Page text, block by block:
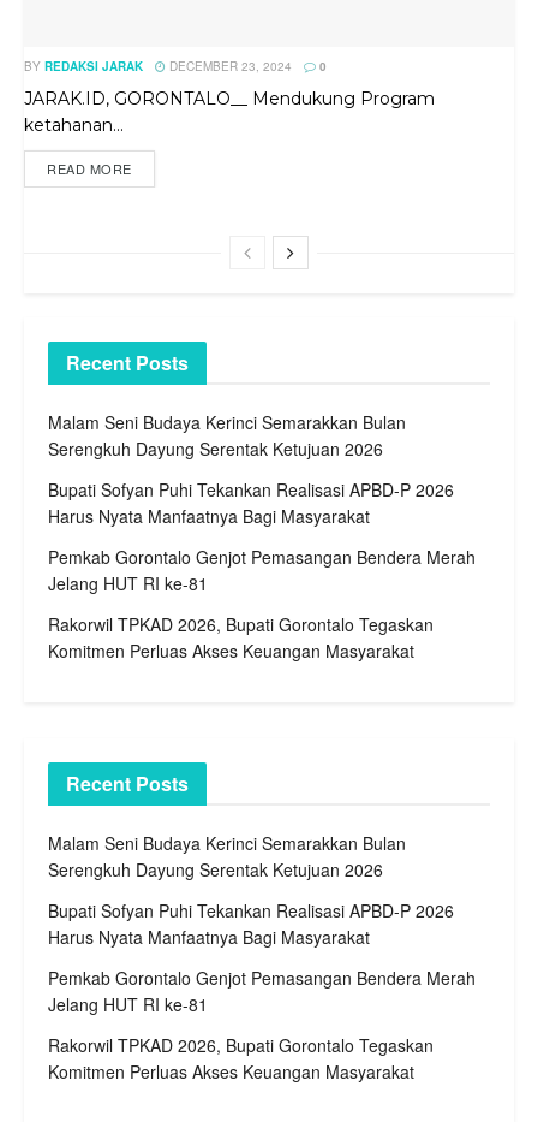
BY REDAKSI JARAK DECEMBER 23, 2024 0
JARAK.ID, GORONTALO__ Mendukung Program
ketahanan...
READ MORE
Recent Posts
Malam Seni Budaya Kerinci Semarakkan Bulan
Serengkuh Dayung Serentak Ketujuan 2026
Bupati Sofyan Puhi Tekankan Realisasi APBD-P 2026
Harus Nyata Manfaatnya Bagi Masyarakat
Pemkab Gorontalo Genjot Pemasangan Bendera Merah
Jelang HUT RI ke-81
Rakorwil TPKAD 2026, Bupati Gorontalo Tegaskan
Komitmen Perluas Akses Keuangan Masyarakat
Recent Posts
Malam Seni Budaya Kerinci Semarakkan Bulan
Serengkuh Dayung Serentak Ketujuan 2026
Bupati Sofyan Puhi Tekankan Realisasi APBD-P 2026
Harus Nyata Manfaatnya Bagi Masyarakat
Pemkab Gorontalo Genjot Pemasangan Bendera Merah
Jelang HUT RI ke-81
Rakorwil TPKAD 2026, Bupati Gorontalo Tegaskan
Komitmen Perluas Akses Keuangan Masyarakat